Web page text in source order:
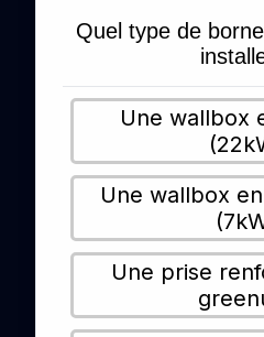
Quel type de
Une wallbox
Une wallbox
Une prise